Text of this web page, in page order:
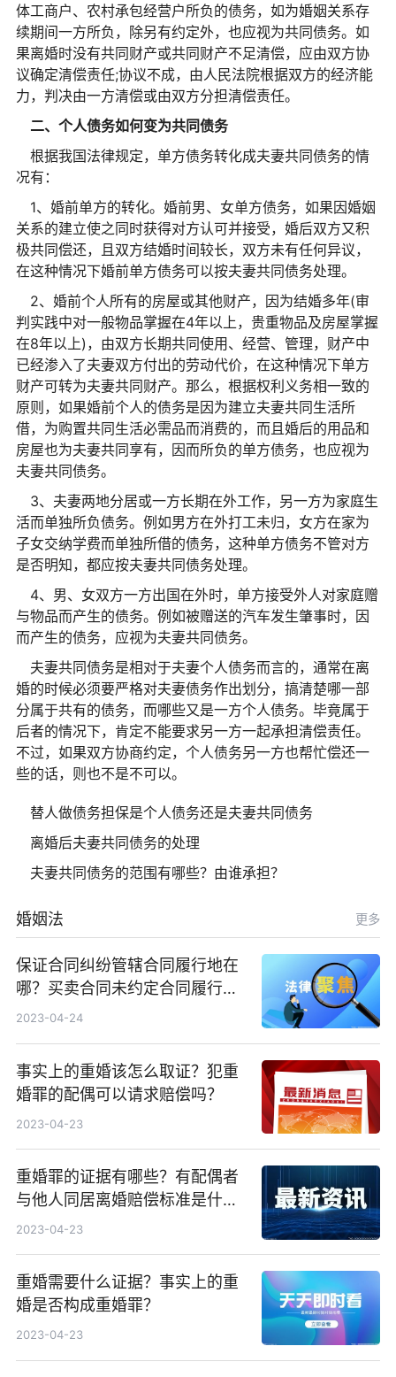
体工商户、农村承包经营户所负的债务，如为婚姻关系存
续期间一方所负，除另有约定外，也应视为共同债务。如
果离婚时没有共同财产或共同财产不足清偿，应由双方协
议确定清偿责任;协议不成，由人民法院根据双方的经济能
力，判决由一方清偿或由双方分担清偿责任。
二、个人债务如何变为共同债务
根据我国法律规定，单方债务转化成夫妻共同债务的情
况有：
1、婚前单方的转化。婚前男、女单方债务，如果因婚姻
关系的建立使之同时获得对方认可并接受，婚后双方又积
极共同偿还，且双方结婚时间较长，双方未有任何异议，
在这种情况下婚前单方债务可以按夫妻共同债务处理。
2、婚前个人所有的房屋或其他财产，因为结婚多年(审
判实践中对一般物品掌握在4年以上，贵重物品及房屋掌握
在8年以上)，由双方长期共同使用、经营、管理，财产中
已经渗入了夫妻双方付出的劳动代价，在这种情况下单方
财产可转为夫妻共同财产。那么，根据权利义务相一致的
原则，如果婚前个人的债务是因为建立夫妻共同生活所
借，为购置共同生活必需品而消费的，而且婚后的用品和
房屋也为夫妻共同享有，因而所负的单方债务，也应视为
夫妻共同债务。
3、夫妻两地分居或一方长期在外工作，另一方为家庭生
活而单独所负债务。例如男方在外打工未归，女方在家为
子女交纳学费而单独所借的债务，这种单方债务不管对方
是否明知，都应按夫妻共同债务处理。
4、男、女双方一方出国在外时，单方接受外人对家庭赠
与物品而产生的债务。例如被赠送的汽车发生肇事时，因
而产生的债务，应视为夫妻共同债务。
夫妻共同债务是相对于夫妻个人债务而言的，通常在离
婚的时候必须要严格对夫妻债务作出划分，搞清楚哪一部
分属于共有的债务，而哪些又是一方个人债务。毕竟属于
后者的情况下，肯定不能要求另一方一起承担清偿责任。
不过，如果双方协商约定，个人债务另一方也帮忙偿还一
些的话，则也不是不可以。
替人做债务担保是个人债务还是夫妻共同债务
离婚后夫妻共同债务的处理
夫妻共同债务的范围有哪些？由谁承担？
婚姻法 更多
保证合同纠纷管辖合同履行地在
哪？买卖合同未约定合同履行地
在哪里交付？
2023-04-24
事实上的重婚该怎么取证？犯重
婚罪的配偶可以请求赔偿吗？
2023-04-23
重婚罪的证据有哪些？有配偶者
与他人同居离婚赔偿标准是什
么？
2023-04-23
重婚需要什么证据？事实上的重
婚是否构成重婚罪？
2023-04-23